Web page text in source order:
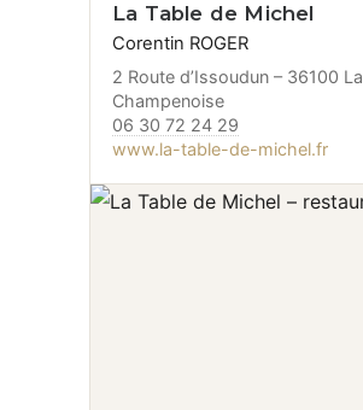
La Table de Michel
Corentin ROGER
2 Route d’Issoudun – 36100 La
Champenoise
06 30 72 24 29
www.la-table-de-michel.fr